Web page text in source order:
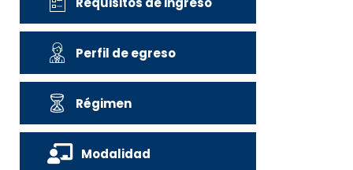
Perfil de egreso
Régimen
Modalidad